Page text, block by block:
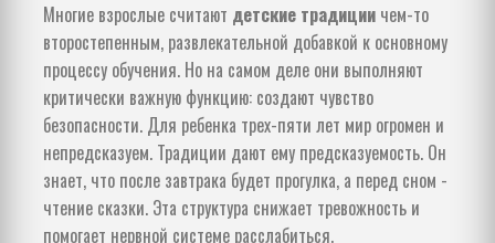
Многие взрослые считают детские традиции чем-то
второстепенным, развлекательной добавкой к основному
процессу обучения. Но на самом деле они выполняют
критически важную функцию: создают чувство
безопасности. Для ребенка трех-пяти лет мир огромен и
непредсказуем. Традиции дают ему предсказуемость. Он
знает, что после завтрака будет прогулка, а перед сном -
чтение сказки. Эта структура снижает тревожность и
помогает нервной системе расслабиться.